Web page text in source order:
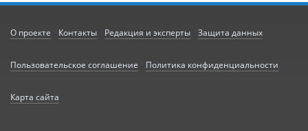
О проекте Контакты Редакция и эксперты Защита данных
Пользовательское соглашение Политика конфиденциальности
Карта сайта